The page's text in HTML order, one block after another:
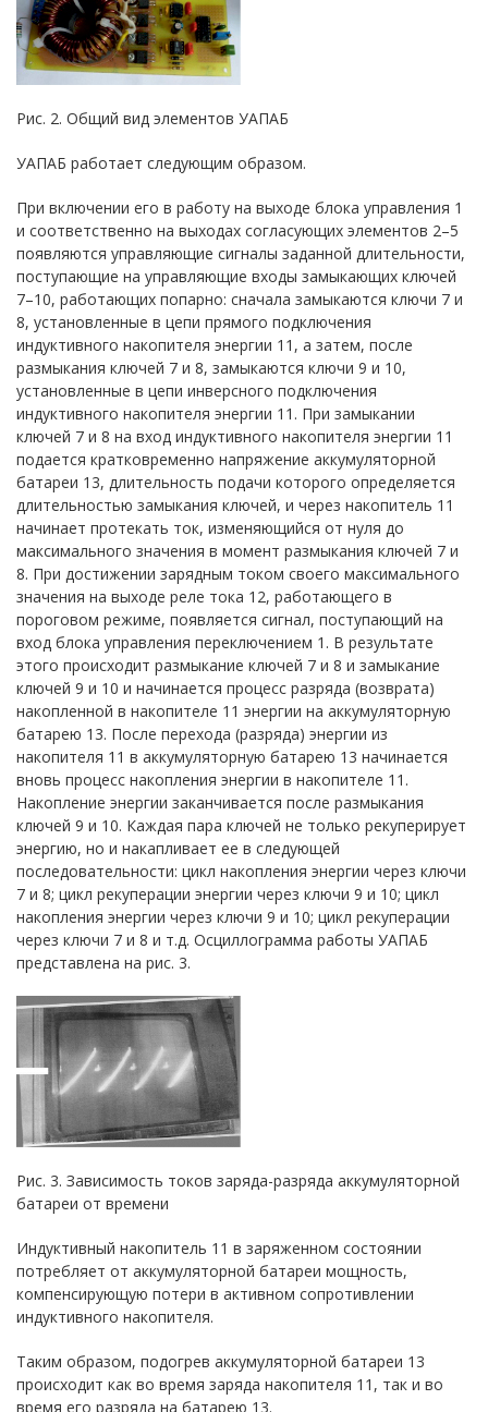
Рис. 2. Общий вид элементов УАПАБ
УАПАБ работает следующим образом.
При включении его в работу на выходе блока управления 1
и соответственно на выходах согласующих элементов 2–5
появляются управляющие сигналы заданной длительности,
поступающие на управляющие входы замыкающих ключей
7–10, работающих попарно: сначала замыкаются ключи 7 и
8, установленные в цепи прямого подключения
индуктивного накопителя энергии 11, а затем, после
размыкания ключей 7 и 8, замыкаются ключи 9 и 10,
установленные в цепи инверсного подключения
индуктивного накопителя энергии 11. При замыкании
ключей 7 и 8 на вход индуктивного накопителя энергии 11
подается кратковременно напряжение аккумуляторной
батареи 13, длительность подачи которого определяется
длительностью замыкания ключей, и через накопитель 11
начинает протекать ток, изменяющийся от нуля до
максимального значения в момент размыкания ключей 7 и
8. При достижении зарядным током своего максимального
значения на выходе реле тока 12, работающего в
пороговом режиме, появляется сигнал, поступающий на
вход блока управления переключением 1. В результате
этого происходит размыкание ключей 7 и 8 и замыкание
ключей 9 и 10 и начинается процесс разряда (возврата)
накопленной в накопителе 11 энергии на аккумуляторную
батарею 13. После перехода (разряда) энергии из
накопителя 11 в аккумуляторную батарею 13 начинается
вновь процесс накопления энергии в накопителе 11.
Накопление энергии заканчивается после размыкания
ключей 9 и 10. Каждая пара ключей не только рекуперирует
энергию, но и накапливает ее в следующей
последовательности: цикл накопления энергии через ключи
7 и 8; цикл рекуперации энергии через ключи 9 и 10; цикл
накопления энергии через ключи 9 и 10; цикл рекуперации
через ключи 7 и 8 и т.д. Осциллограмма работы УАПАБ
представлена на рис. 3.
Рис. 3. Зависимость токов заряда-разряда аккумуляторной
батареи от времени
Индуктивный накопитель 11 в заряженном состоянии
потребляет от аккумуляторной батареи мощность,
компенсирующую потери в активном сопротивлении
индуктивного накопителя.
Таким образом, подогрев аккумуляторной батареи 13
происходит как во время заряда накопителя 11, так и во
время его разряда на батарею 13.